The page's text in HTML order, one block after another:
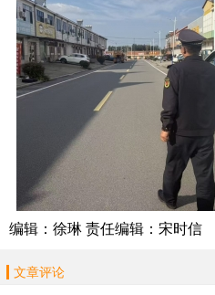
编辑：徐琳 责任编辑：宋时信
文章评论